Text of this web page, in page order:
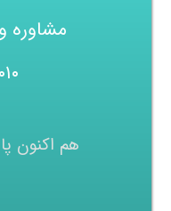
مشاوره
هم اکنون